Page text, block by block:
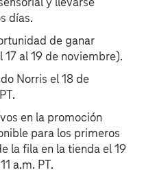
y llevarse
días.
de ganar
al 19 de noviembre).
Norris el 18 de
en la promoción
para los primeros
la fila en la tienda el 19
a.m. PT.